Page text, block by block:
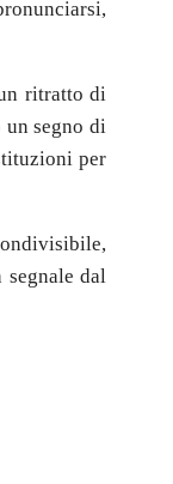
ritratto di
un segno di
per
segnale dal